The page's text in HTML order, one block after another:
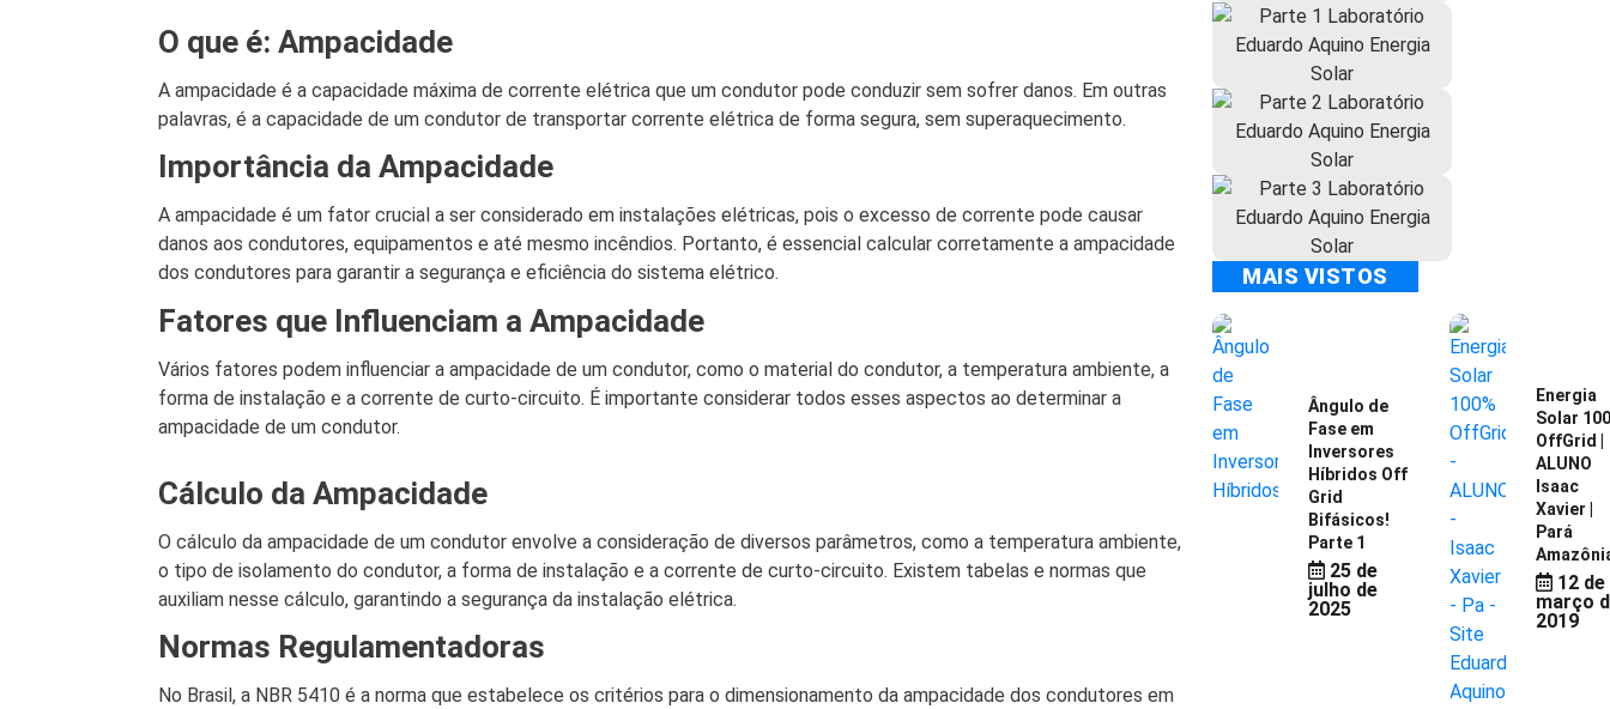
O que é: Ampacidade
A ampacidade é a capacidade máxima de corrente elétrica que um condutor pode conduzir sem sofrer danos. Em outras
palavras, é a capacidade de um condutor de transportar corrente elétrica de forma segura, sem superaquecimento.
Importância da Ampacidade
A ampacidade é um fator crucial a ser considerado em instalações elétricas, pois o excesso de corrente pode causar
danos aos condutores, equipamentos e até mesmo incêndios. Portanto, é essencial calcular corretamente a ampacidade
dos condutores para garantir a segurança e eficiência do sistema elétrico.
Fatores que Influenciam a Ampacidade
Vários fatores podem influenciar a ampacidade de um condutor, como o material do condutor, a temperatura ambiente, a
forma de instalação e a corrente de curto-circuito. É importante considerar todos esses aspectos ao determinar a
ampacidade de um condutor.
Cálculo da Ampacidade
O cálculo da ampacidade de um condutor envolve a consideração de diversos parâmetros, como a temperatura ambiente,
o tipo de isolamento do condutor, a forma de instalação e a corrente de curto-circuito. Existem tabelas e normas que
auxiliam nesse cálculo, garantindo a segurança da instalação elétrica.
Normas Regulamentadoras
No Brasil, a NBR 5410 é a norma que estabelece os critérios para o dimensionamento da ampacidade dos condutores em
MAIS VISTOS
Ângulo de
Fase em
Inversores
Híbridos Off
Grid
Bifásicos!
Parte 1
25 de
julho de
2025
Energia
Solar
OffGrid |
ALUNO
Isaac
Xavier |
Pará
12 de
março
2019